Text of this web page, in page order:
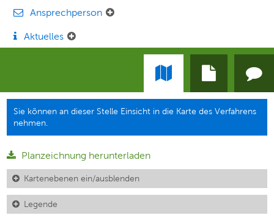
Ansprechperson
Aktuelles
Sie können an dieser Stelle Einsicht in die Karte des Verfahrens
nehmen.
Planzeichnung herunterladen
Kartenebenen ein/ausblenden
Legende